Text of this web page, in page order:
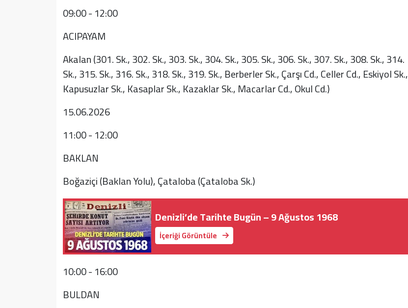
09:00 - 12:00
ACIPAYAM
Akalan (301. Sk., 302. Sk., 303. Sk., 304. Sk., 305. Sk., 306. Sk., 307. Sk., 308. Sk., 314.
Sk., 315. Sk., 316. Sk., 318. Sk., 319. Sk., Berberler Sk., Çarşı Cd., Celler Cd., Eskiyol Sk.,
Kapusuzlar Sk., Kasaplar Sk., Kazaklar Sk., Macarlar Cd., Okul Cd.)
15.06.2026
11:00 - 12:00
BAKLAN
Boğaziçi (Baklan Yolu), Çataloba (Çataloba Sk.)
Denizli’de Tarihte Bugün – 9 Ağustos 1968
İçeriği Görüntüle
10:00 - 16:00
BULDAN